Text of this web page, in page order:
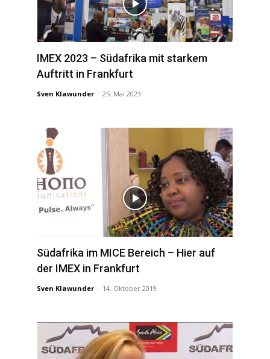
IMEX 2023 – Südafrika mit starkem
Auftritt in Frankfurt
Sven Klawunder - 25. Mai 2023
Südafrika im MICE Bereich – Hier auf
der IMEX in Frankfurt
Sven Klawunder - 14. Oktober 2019